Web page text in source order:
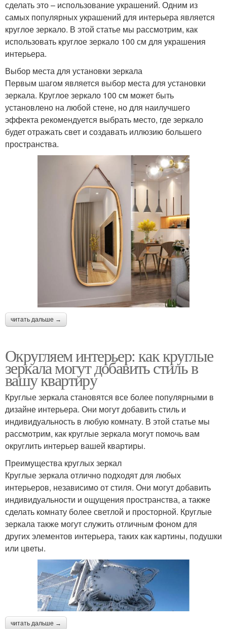
сделать это – использование украшений. Одним из
самых популярных украшений для интерьера является
круглое зеркало. В этой статье мы рассмотрим, как
использовать круглое зеркало 100 см для украшения
интерьера.
Выбор места для установки зеркала
Первым шагом является выбор места для установки
зеркала. Круглое зеркало 100 см может быть
установлено на любой стене, но для наилучшего
эффекта рекомендуется выбрать место, где зеркало
будет отражать свет и создавать иллюзию большего
пространства.
читать дальше →
Округляем интерьер: как круглые
зеркала могут добавить стиль в
вашу квартиру
Круглые зеркала становятся все более популярными в
дизайне интерьера. Они могут добавить стиль и
индивидуальность в любую комнату. В этой статье мы
рассмотрим, как круглые зеркала могут помочь вам
округлить интерьер вашей квартиры.
Преимущества круглых зеркал
Круглые зеркала отлично подходят для любых
интерьеров, независимо от стиля. Они могут добавить
индивидуальности и ощущения пространства, а также
сделать комнату более светлой и просторной. Круглые
зеркала также могут служить отличным фоном для
других элементов интерьера, таких как картины, подушки
или цветы.
читать дальше →